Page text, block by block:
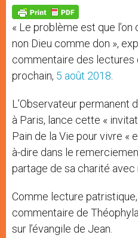
p
p
g
e
r
o
k
« Le problème est que
non Dieu comme don »,
commentaire des lectures
prochain, 5 août 2018
L’Observateur permanent
à Paris, lance cette «
Pain de la Vie pour vivre «
à-dire dans le
partage de sa charité avec
Comme lecture
commentaire de
sur l’évangile de Jean.